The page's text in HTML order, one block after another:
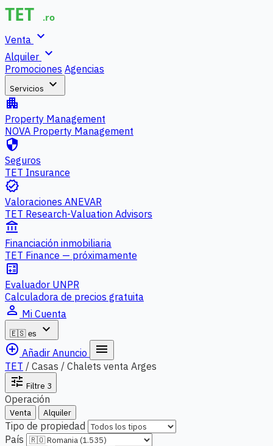
Venta expand_more
Alquiler expand_more
Promociones Agencias
Servicios expand_more
apartment
Property Management
NOVA Property Management
security
Seguros
TET Insurance
verified
Valoraciones ANEVAR
TET Research-Valuation Advisors
account_balance
Financiación inmobiliaria
TET Finance — próximamente
calculate
Evaluador UNPR
Calculadora de precios gratuita
person_outline Mi Cuenta
🇪🇸 es
expand_more
add_circle_outline Añadir Anuncio menu
TET / Casas / Chalets venta Arges
tune Filtre 3
Operación
Venta Alquiler
Tipo de propiedad
País